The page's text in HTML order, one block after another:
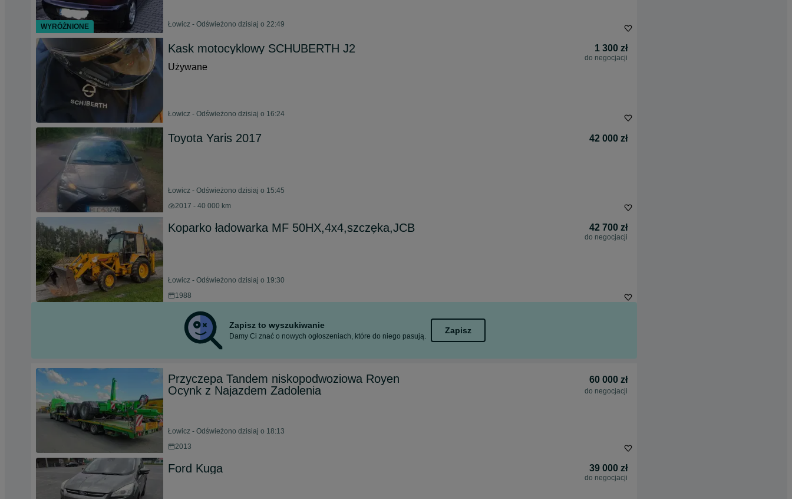
Łowicz - Odświeżono dzisiaj o 22:49
Kask motocyklowy SCHUBERTH J2 1 300 zł
do negocjacji
Używane
Łowicz - Odświeżono dzisiaj o 16:24
Toyota Yaris 2017 42 000 zł
Łowicz - Odświeżono dzisiaj o 15:45
2017 - 40 000 km
Koparko ładowarka MF 50HX,4x4,szczęka,JCB 42 700 zł
do negocjacji
Łowicz - Odświeżono dzisiaj o 19:30
1988
Zapisz to wyszukiwanie
Damy Ci znać o nowych ogłoszeniach, które do niego pasują.
Zapisz
Przyczepa Tandem niskopodwoziowa Royen
Ocynk z Najazdem Zadolenia
60 000 zł
do negocjacji
Łowicz - Odświeżono dzisiaj o 18:13
2013
Ford Kuga 39 000 zł
do negocjacji
WYRÓŻNIONE